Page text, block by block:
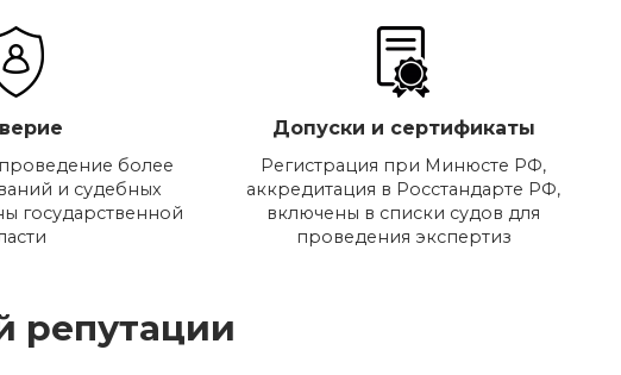
более
и судебных
государственной
Допуски и сертификаты
Регистрация при Минюсте РФ,
аккредитация в Росстандарте РФ,
включены в списки судов для
проведения экспертиз
репутации